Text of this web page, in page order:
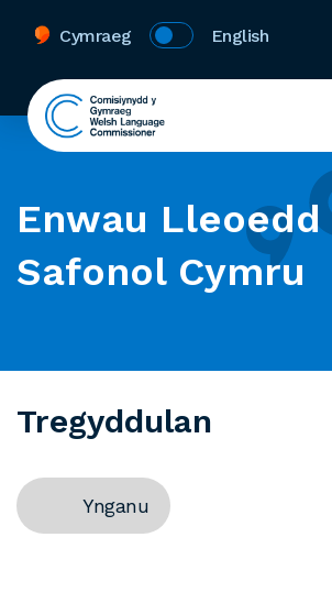
Cymraeg English
Enwau Lleoedd
Safonol Cymru
Tregyddulan
Ynganu